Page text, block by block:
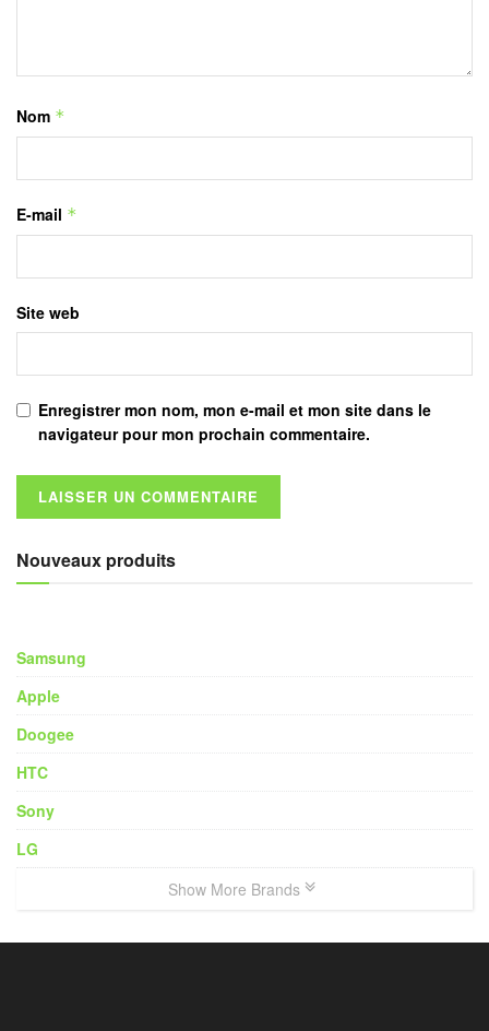
Nom *
E-mail *
Site web
Enregistrer mon nom, mon e-mail et mon site dans le
navigateur pour mon prochain commentaire.
Nouveaux produits
Samsung
Apple
Doogee
HTC
Sony
LG
Show More Brands